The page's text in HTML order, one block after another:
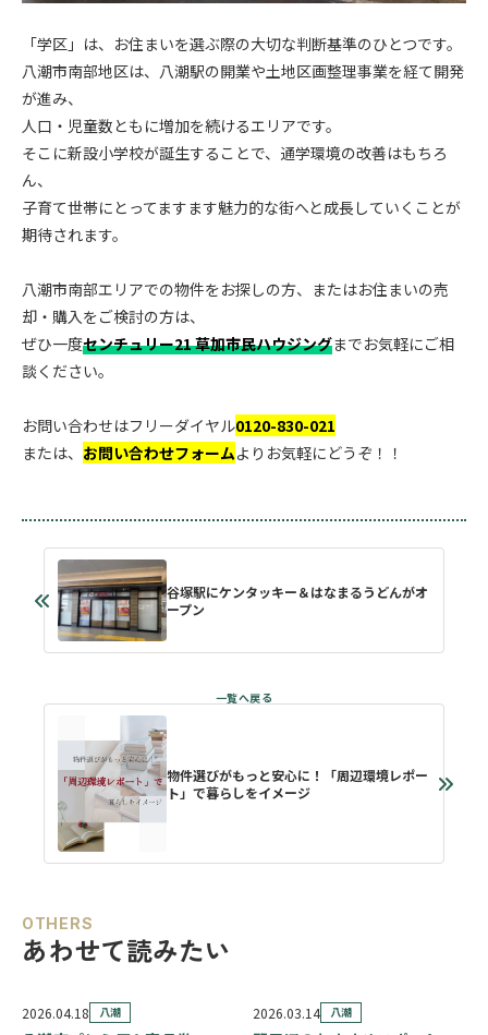
「学区」は、お住まいを選ぶ際の大切な判断基準のひとつです。
八潮市南部地区は、八潮駅の開業や土地区画整理事業を経て開発
が進み、
人口・児童数ともに増加を続けるエリアです。
そこに新設小学校が誕生することで、通学環境の改善はもちろ
ん、
子育て世帯にとってますます魅力的な街へと成長していくことが
期待されます。
八潮市南部エリアでの物件をお探しの方、またはお住まいの売
却・購入をご検討の方は、
ぜひ一度センチュリー21 草加市民ハウジングまでお気軽にご相
談ください。
お問い合わせはフリーダイヤル0120-830-021
または、 お問い合わせフォームよりお気軽にどうぞ！！
谷塚駅にケンタッキー＆はなまるうどんがオ
ープン
物件選びがもっと安心に！「周辺環境レポー
ト」で暮らしをイメージ
OTHERS
あわせて読みたい
2026.04.18 八潮 2026.03.14 八潮